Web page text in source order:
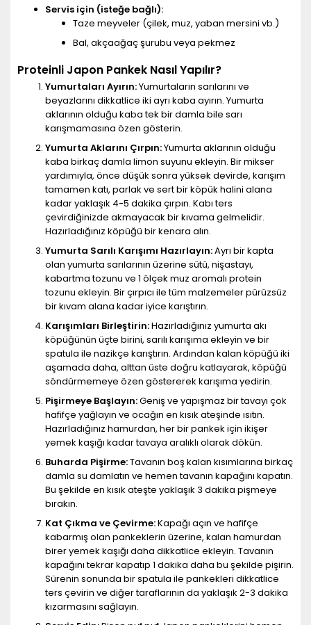
Servis için (isteğe bağlı):
Taze meyveler (çilek, muz, yaban mersini vb.)
Bal, akçaağaç şurubu veya pekmez
Proteinli Japon Pankek Nasıl Yapılır?
Yumurtaları Ayırın:Yumurtaların sarılarını ve
beyazlarını dikkatlice iki ayrı kaba ayırın. Yumurta
aklarının olduğu kaba tek bir damla bile sarı
karışmamasına özen gösterin.
Yumurta Aklarını Çırpın:Yumurta aklarının olduğu
kaba birkaç damla limon suyunu ekleyin. Bir mikser
yardımıyla, önce düşük sonra yüksek devirde, karışım
tamamen katı, parlak ve sert bir köpük halini alana
kadar yaklaşık 4-5 dakika çırpın. Kabı ters
çevirdiğinizde akmayacak bir kıvama gelmelidir.
Hazırladığınız köpüğü bir kenara alın.
Yumurta Sarılı Karışımı Hazırlayın:Ayrı bir kapta
olan yumurta sarılarının üzerine sütü, nişastayı,
kabartma tozunu ve 1 ölçek muz aromalı protein
tozunu ekleyin. Bir çırpıcı ile tüm malzemeler pürüzsüz
bir kıvam alana kadar iyice karıştırın.
Karışımları Birleştirin:Hazırladığınız yumurta akı
köpüğünün üçte birini, sarılı karışıma ekleyin ve bir
spatula ile nazikçe karıştırın. Ardından kalan köpüğü iki
aşamada daha, alttan üste doğru katlayarak, köpüğü
söndürmemeye özen göstererek karışıma yedirin.
Pişirmeye Başlayın:Geniş ve yapışmaz bir tavayı çok
hafifçe yağlayın ve ocağın en kısık ateşinde ısıtın.
Hazırladığınız hamurdan, her bir pankek için ikişer
yemek kaşığı kadar tavaya aralıklı olarak dökün.
Buharda Pişirme:Tavanın boş kalan kısımlarına birkaç
damla su damlatın ve hemen tavanın kapağını kapatın.
Bu şekilde en kısık ateşte yaklaşık 3 dakika pişmeye
bırakın.
Kat Çıkma ve Çevirme:Kapağı açın ve hafifçe
kabarmış olan pankeklerin üzerine, kalan hamurdan
birer yemek kaşığı daha dikkatlice ekleyin. Tavanın
kapağını tekrar kapatıp 1 dakika daha bu şekilde pişirin.
Sürenin sonunda bir spatula ile pankekleri dikkatlice
ters çevirin ve diğer taraflarının da yaklaşık 2-3 dakika
kızarmasını sağlayın.